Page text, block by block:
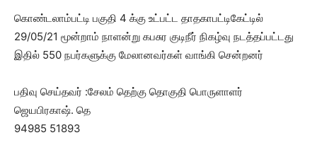
கொண்டலாம்பட்டி பகுதி 4 க்கு உட்பட்ட தாதகாபட்டிகேட்டில்
29/05/21 மூன்றாம் நாளன்று கபசுர குடிநீர் நிகழ்வு நடத்தப்பட்டது
இதில் 550 நபர்களுக்கு மேலானவர்கள் வாங்கி சென்றனர்
பதிவு செய்தவர் :சேலம் தெற்கு தொகுதி பொருளாளர்
ஜெயபிரகாஷ். தெ
94985 51893